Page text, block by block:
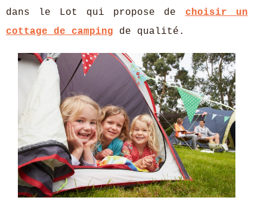
dans le Lot qui propose de choisir un
cottage de camping de qualité.